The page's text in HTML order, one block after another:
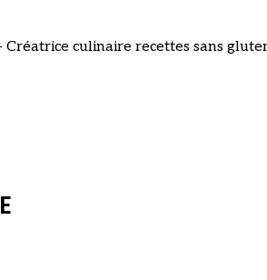
Créatrice culinaire recettes sans